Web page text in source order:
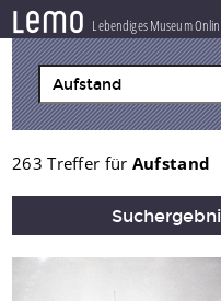
lemo Lebendiges Museum
ZEITSTRAHL
THEMEN
ZEITZEUGEN
BESTAND
263 Treffer für Aufstand